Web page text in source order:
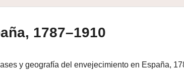
1787–1910
y geografía del envejecimiento en España,